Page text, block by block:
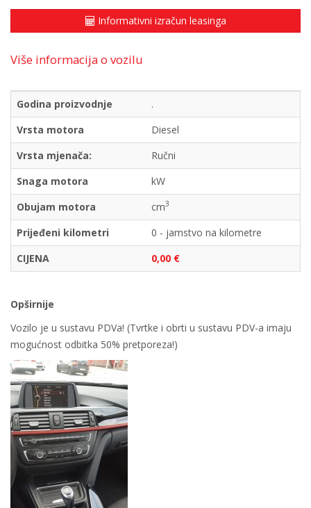
Informativni izračun leasinga
Više informacija o vozilu
Godina proizvodnje
.
Vrsta motora
Diesel
Vrsta mjenača:
Ručni
Snaga motora
kW
Obujam motora
cm3
Prijeđeni kilometri
0 - jamstvo na kilometre
CIJENA
0,00 €
Opširnije
Vozilo je u sustavu PDVa! (Tvrtke i obrti u sustavu PDV-a imaju
mogućnost odbitka 50% pretporeza!)